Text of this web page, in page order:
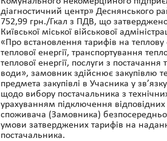
діагностичний центр» Деснянського
752,99 грн./Гкал з ПДВ, що
Київської міської військової
«Про встановлення тарифів на
теплової енергії, транспортування
теплової енергії, послуги з постачання
води», замовник здійснює закупівлю
предмета закупівлі в Учасника у
щодо вибору постачальника з
урахуванням підключення
споживача (Замовника)
умови затверджених тарифів на
постачальника.